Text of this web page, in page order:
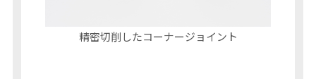
精密切削したコーナージョイント